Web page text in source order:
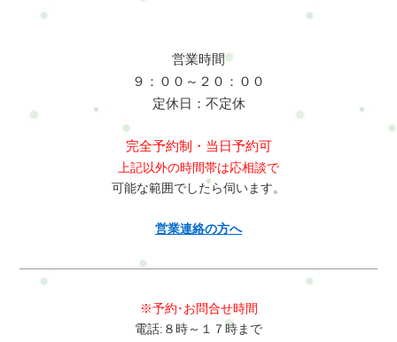
営業時間
９：００～２０：００
定休日：不定休
完全予約制・当日予約可
上記以外の時間帯は応相談で
可能な範囲でしたら伺います。
営業連絡の方へ
※予約･お問合せ時間
電話:８時～１７時まで